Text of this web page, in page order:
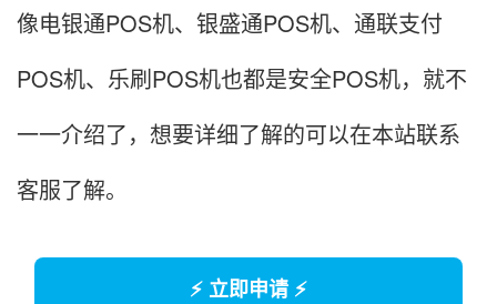
像电银通POS机、银盛通POS机、通联支付
POS机、乐刷POS机也都是安全POS机，就不
一一介绍了，想要详细了解的可以在本站联系
客服了解。
⚡ 立即申请 ⚡